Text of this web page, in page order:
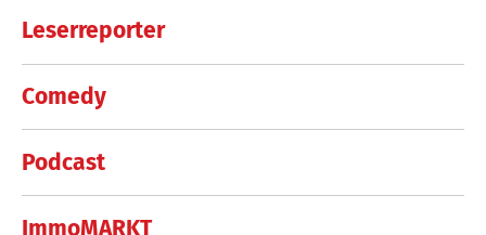
Leserreporter
Comedy
Podcast
ImmoMARKT